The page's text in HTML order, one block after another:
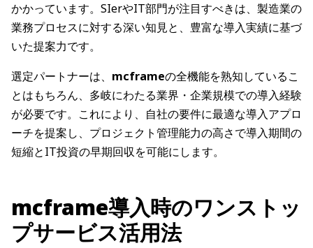
かかっています。SIerやIT部門が注目すべきは、製造業の
業務プロセスに対する深い知見と、豊富な導入実績に基づ
いた提案力です。
選定パートナーは、 mcframeの全機能を熟知しているこ
とはもちろん、多岐にわたる業界・企業規模での導入経験
が必要です。これにより、自社の要件に最適な導入アプロ
ーチを提案し、プロジェクト管理能力の高さで導入期間の
短縮とIT投資の早期回収を可能にします。
mcframe導入時のワンストッ
プサービス活用法